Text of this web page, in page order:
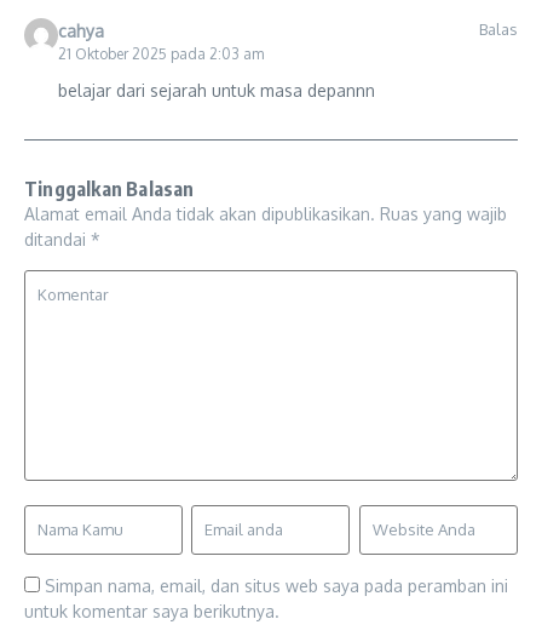
cahya
21 Oktober 2025 pada 2:03 am
Balas
belajar dari sejarah untuk masa depannn
Tinggalkan Balasan
Alamat email Anda tidak akan dipublikasikan. Ruas yang wajib
ditandai *
Simpan nama, email, dan situs web saya pada peramban ini
untuk komentar saya berikutnya.